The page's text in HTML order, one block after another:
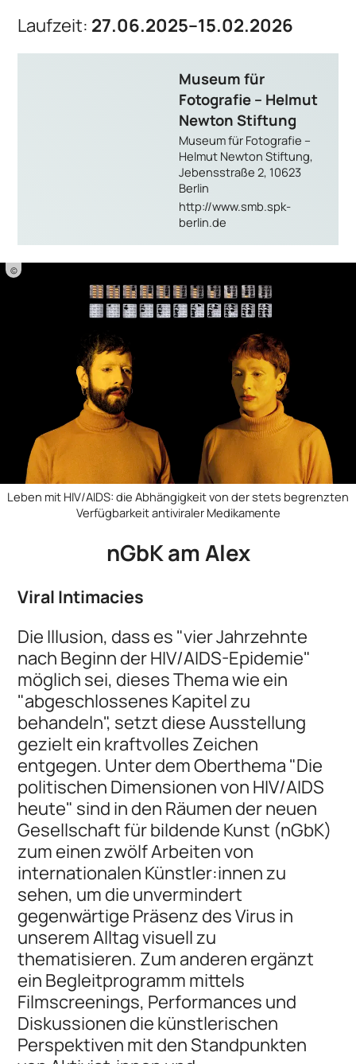
Laufzeit: 27.06.2025–15.02.2026
Museum für
Fotografie – Helmut
Newton Stiftung
Museum für Fotografie –
Helmut Newton Stiftung,
Jebensstraße 2, 10623
Berlin
http://www.smb.spk-
berlin.de
©
Leben mit HIV/AIDS: die Abhängigkeit von der stets begrenzten
Verfügbarkeit antiviraler Medikamente
nGbK am Alex
Viral Intimacies
Die Illusion, dass es "vier Jahrzehnte
nach Beginn der HIV/AIDS-Epidemie"
möglich sei, dieses Thema wie ein
"abgeschlossenes Kapitel zu
behandeln", setzt diese Ausstellung
gezielt ein kraftvolles Zeichen
entgegen. Unter dem Oberthema "Die
politischen Dimensionen von HIV/AIDS
heute" sind in den Räumen der neuen
Gesellschaft für bildende Kunst (nGbK)
zum einen zwölf Arbeiten von
internationalen Künstler:innen zu
sehen, um die unvermindert
gegenwärtige Präsenz des Virus in
unserem Alltag visuell zu
thematisieren. Zum anderen ergänzt
ein Begleitprogramm mittels
Filmscreenings, Performances und
Diskussionen die künstlerischen
Perspektiven mit den Standpunkten